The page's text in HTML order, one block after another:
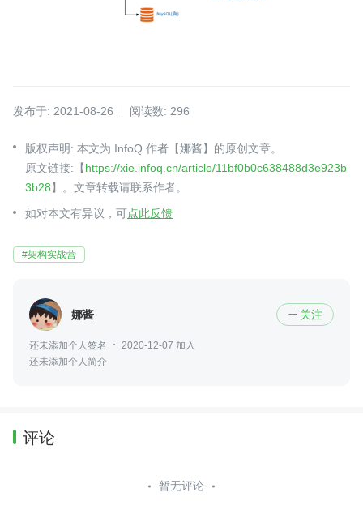
发布于: 2021-08-26 阅读数: 296
版权声明: 本文为 InfoQ 作者【娜酱】的原创文章。
原文链接:【https://xie.infoq.cn/article/11bf0b0c638488d3e923b
3b28】。文章转载请联系作者。
如对本文有异议，可点此反馈
#架构实战营
娜酱  关注
还未添加个人签名
2020-12-07 加入
还未添加个人简介
评论
暂无评论